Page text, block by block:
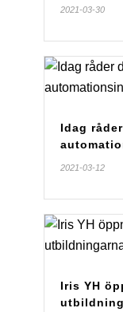
2021-03-30
Idag
2021-03-12
Iris YH